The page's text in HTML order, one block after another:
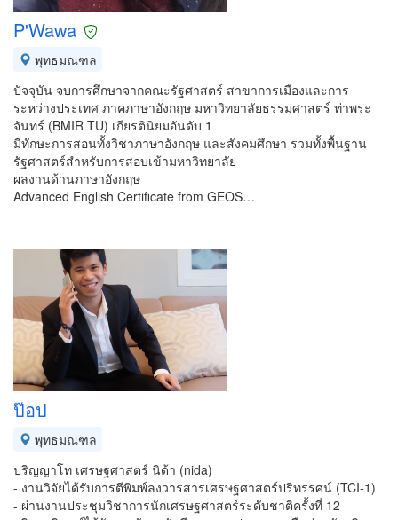
P'Wawa
พุทธมณฑล
ปัจจุบัน จบการศึกษาจากคณะรัฐศาสตร์ สาขาการเมืองและการ
ระหว่างประเทศ ภาคภาษาอังกฤษ มหาวิทยาลัยธรรมศาสตร์ ท่าพระ
จันทร์ (BMIR TU) เกียรตินิยมอันดับ 1
มีทักษะการสอนทั้งวิชาภาษาอังกฤษ และสังคมศึกษา รวมทั้งพื้นฐาน
รัฐศาสตร์สำหรับการสอบเข้ามหาวิทยาลัย
ผลงานด้านภาษาอังกฤษ
Advanced English Certificate from GEOS…
ป๊อป
พุทธมณฑล
ปริญญาโท เศรษฐศาสตร์ นิด้า (nida)
- งานวิจัยได้รับการตีพิมพ์ลงวารสารเศรษฐศาสตร์ปริทรรศน์ (TCI-1)
- ผ่านงานประชุมวิชาการนักเศรษฐศาสตร์ระดับชาติครั้งที่ 12